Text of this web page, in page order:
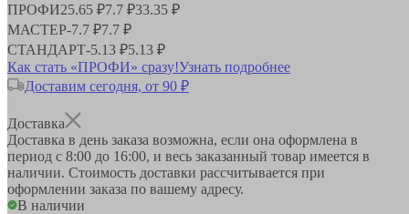
ПРОФИ25.65 ₽7.7 ₽33.35 ₽
МАСТЕР-7.7 ₽7.7 ₽
СТАНДАРТ-5.13 ₽5.13 ₽
Как стать «ПРОФИ» сразу!Узнать подробнее
Доставим сегодня, от 90 ₽
Доставка
Доставка в день заказа возможна, если она оформлена в
период с 8:00 до 16:00, и весь заказанный товар имеется в
наличии. Стоимость доставки рассчитывается при
оформлении заказа по вашему адресу.
В наличии